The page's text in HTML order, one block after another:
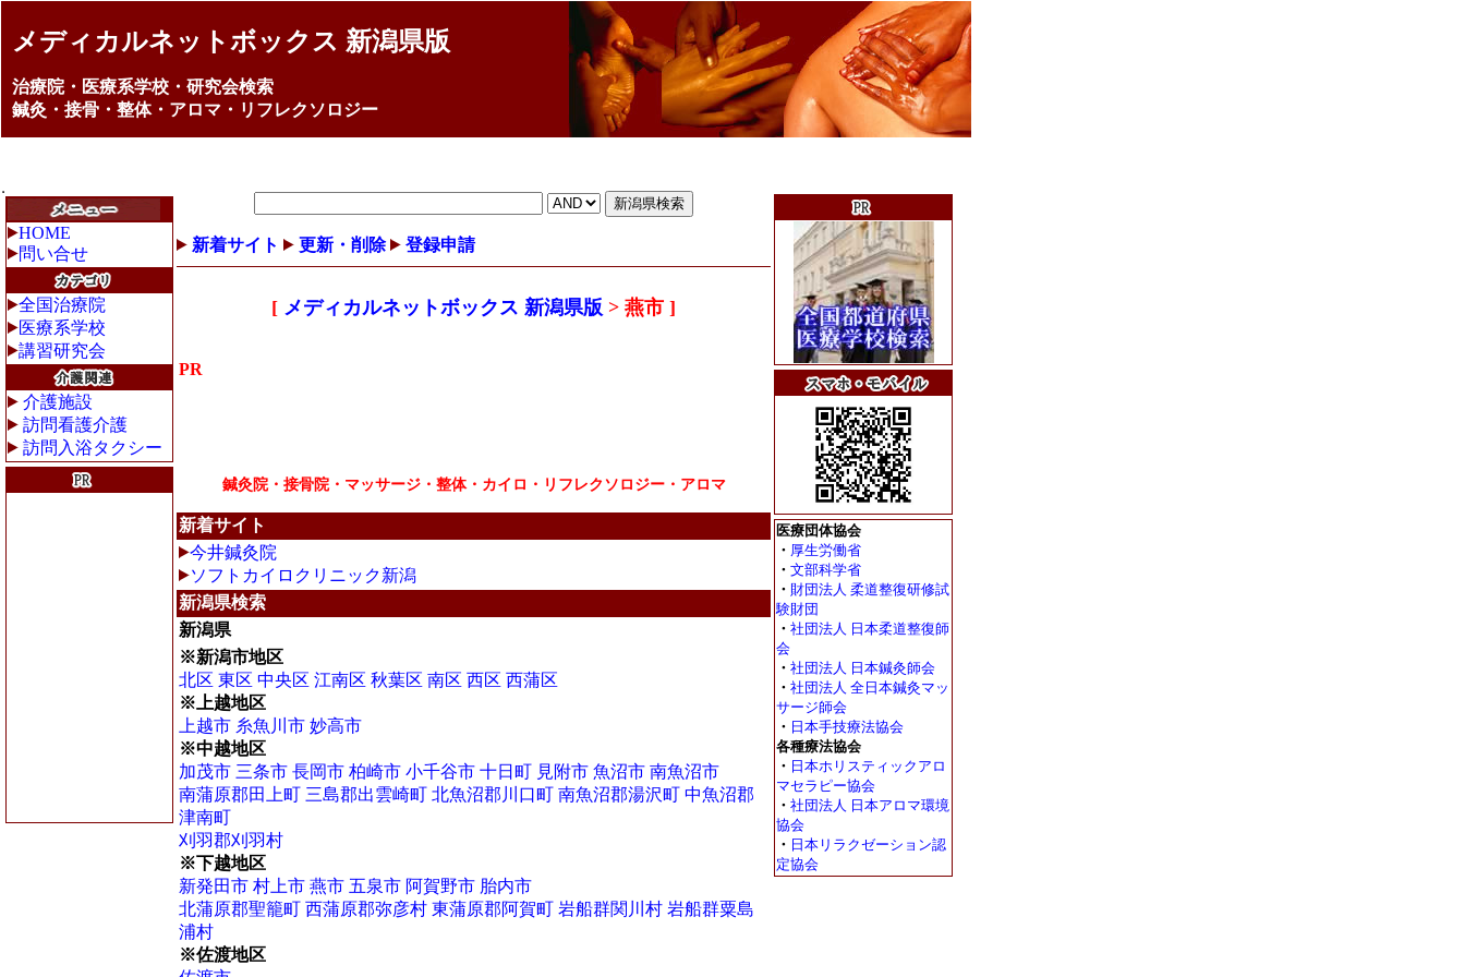
メディカルネットボックス 新潟県版
治療院・医療系学校・研究会検索
鍼灸・接骨・整体・アロマ・リフレクソロジー
HOME
問い合せ
全国治療院
医療系学校
講習研究会
介護施設
訪問看護介護
訪問入浴タクシー
新着サイト 更新・削除 登録申請
[ メディカルネットボックス 新潟県版 > 燕市 ]
PR
鍼灸院・接骨院・マッサージ・整体・カイロ・リフレクソロジー・アロマ
新着サイト
今井鍼灸院
ソフトカイロクリニック新潟
新潟県検索
新潟県
※新潟市地区
北区 東区 中央区 江南区 秋葉区 南区 西区 西蒲区
※上越地区
上越市 糸魚川市 妙高市
※中越地区
加茂市 三条市 長岡市 柏崎市 小千谷市 十日町 見附市 魚沼市 南魚沼市
南蒲原郡田上町 三島郡出雲崎町 北魚沼郡川口町 南魚沼郡湯沢町 中魚沼郡
津南町
刈羽郡刈羽村
※下越地区
新発田市 村上市 燕市 五泉市 阿賀野市 胎内市
北蒲原郡聖籠町 西蒲原郡弥彦村 東蒲原郡阿賀町 岩船群関川村 岩船群粟島
浦村
※佐渡地区
医療団体協会
・ 厚生労働省
・ 文部科学省
・ 財団法人 柔道整復研修試
験財団
・ 社団法人 日本柔道整復師
会
・ 社団法人 日本鍼灸師会
・ 社団法人 全日本鍼灸マッ
サージ師会
・ 日本手技療法協会
各種療法協会
・ 日本ホリスティックアロ
マセラピー協会
・ 社団法人 日本アロマ環境
協会
・ 日本リラクゼーション認
定協会